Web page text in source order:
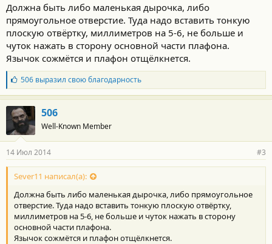
Должна быть либо маленькая дырочка, либо
прямоугольное отверстие. Туда надо вставить тонкую
плоскую отвёртку, миллиметров на 5-6, не больше и
чуток нажать в сторону основной части плафона.
Язычок сожмётся и плафон отщёлкнется.
Б
л
а
г
о
д
а
н
о
с
и
:
506выразил свою благодарность
506
Well-Known Member
14 Июл 2014 #3
Sever11 написал(а):
Должна быть либо маленькая дырочка, либо прямоугольное
отверстие. Туда надо вставить тонкую плоскую отвёртку,
миллиметров на 5-6, не больше и чуток нажать в сторону
основной части плафона.
Язычок сожмётся и плафон отщёлкнется.